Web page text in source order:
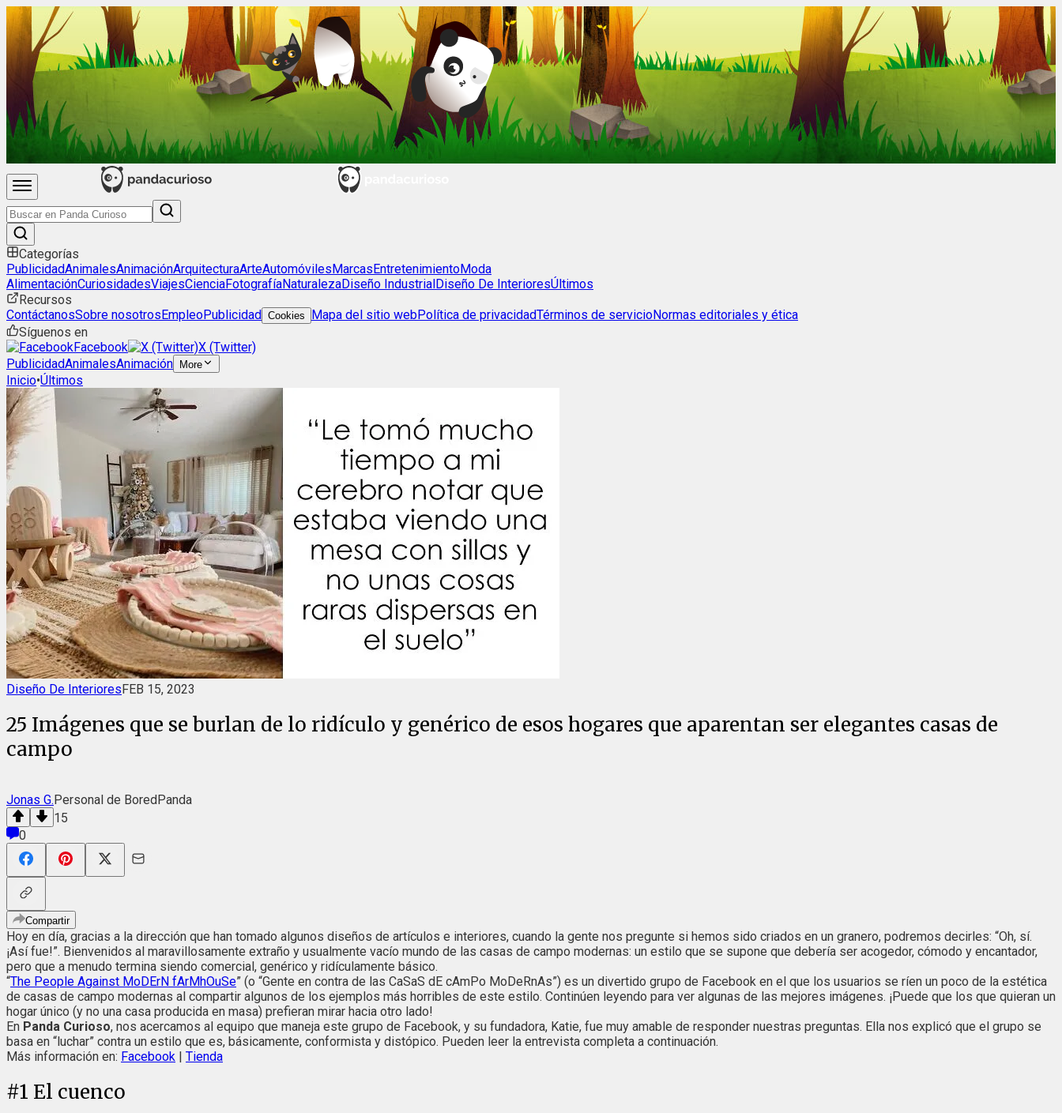
Categorías
PublicidadAnimalesAnimaciónArquitecturaArteAutomóvilesMarcasEntretenimientoModa
AlimentaciónCuriosidadesViajesCienciaFotografíaNaturalezaDiseño IndustrialDiseño De InterioresÚltimos
Recursos
ContáctanosSobre nosotrosEmpleoPublicidad Cookies Mapa del sitio webPolítica de privacidadTérminos de servicioNormas editoriales y ética
Síguenos en
Facebook
X (Twitter)
PublicidadAnimalesAnimación More
Inicio•Últimos
Diseño De InterioresFEB 15, 2023
25 Imágenes que se burlan de lo ridículo y genérico de esos hogares que aparentan ser elegantes casas de
campo
Jonas G.Personal de BoredPanda
15
0
Compartir
Hoy en día, gracias a la dirección que han tomado algunos diseños de artículos e interiores, cuando la gente nos pregunte si hemos sido criados en un granero, podremos decirles: “Oh, sí.
¡Así fue!”. Bienvenidos al maravillosamente extraño y usualmente vacío mundo de las casas de campo modernas: un estilo que se supone que debería ser acogedor, cómodo y encantador,
pero que a menudo termina siendo comercial, genérico y ridículamente básico.
“The People Against MoDErN fArMhOuSe” (o “Gente en contra de las CaSaS dE cAmPo MoDeRnAs”) es un divertido grupo de Facebook en el que los usuarios se ríen un poco de la estética
de casas de campo modernas al compartir algunos de los ejemplos más horribles de este estilo. Continúen leyendo para ver algunas de las mejores imágenes. ¡Puede que los que quieran un
hogar único (y no una casa producida en masa) prefieran mirar hacia otro lado!
En Panda Curioso, nos acercamos al equipo que maneja este grupo de Facebook, y su fundadora, Katie, fue muy amable de responder nuestras preguntas. Ella nos explicó que el grupo se
basa en “luchar” contra un estilo que es, básicamente, conformista y distópico. Pueden leer la entrevista completa a continuación.
Más información en: Facebook | Tienda
#1 El cuenco